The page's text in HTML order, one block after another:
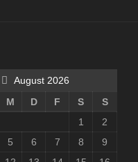
August 2026
M D F S
S
1
2
5 6 7 8
9